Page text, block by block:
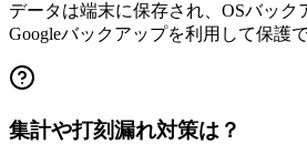
データは端末に保存され、OSバック
Googleバックアップを利用して保護で
集計や打刻漏れ対策は？